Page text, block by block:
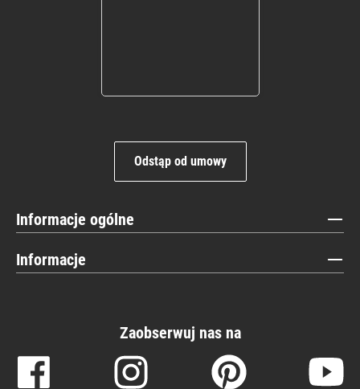
Odstąp od umowy
Informacje ogólne
Informacje
Zaobserwuj nas na